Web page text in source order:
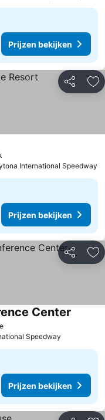
Prijzen bekijken
Delen
International Speedway
Prijzen bekijken
Delen
Prijzen bekijken
Center
Speedway
Prijzen bekijken